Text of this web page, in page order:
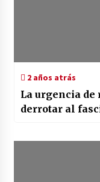
2 años atrás
La urgencia
derrotar al